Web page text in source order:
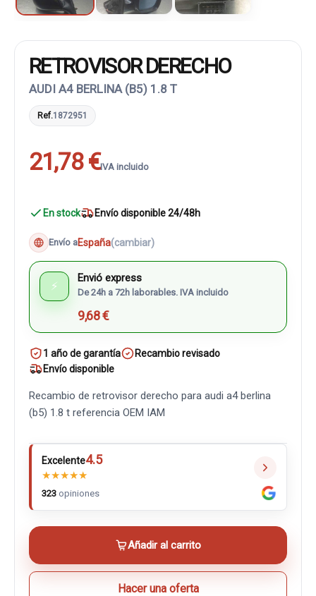
RETROVISOR DERECHO
AUDI A4 BERLINA (B5) 1.8 T
Ref.1872951
21,78 €IVA incluido
En stock Envío disponible 24/48h
Envío aEspaña(cambiar)
⚡
Envió express
De 24h a 72h laborables. IVA incluido
9,68 €
1 año de garantía
Recambio revisado
Envío disponible
Recambio de retrovisor derecho para audi a4 berlina
(b5) 1.8 t referencia OEM IAM
Excelente4.5
★★★★★
323 opiniones
Añadir al carrito
Hacer una oferta